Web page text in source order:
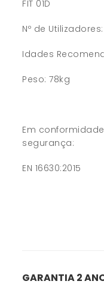
FIT 01D
Nº de
Idades
Peso: 78kg
Em
segurança:
EN 16630:2015
GARANTIA 2